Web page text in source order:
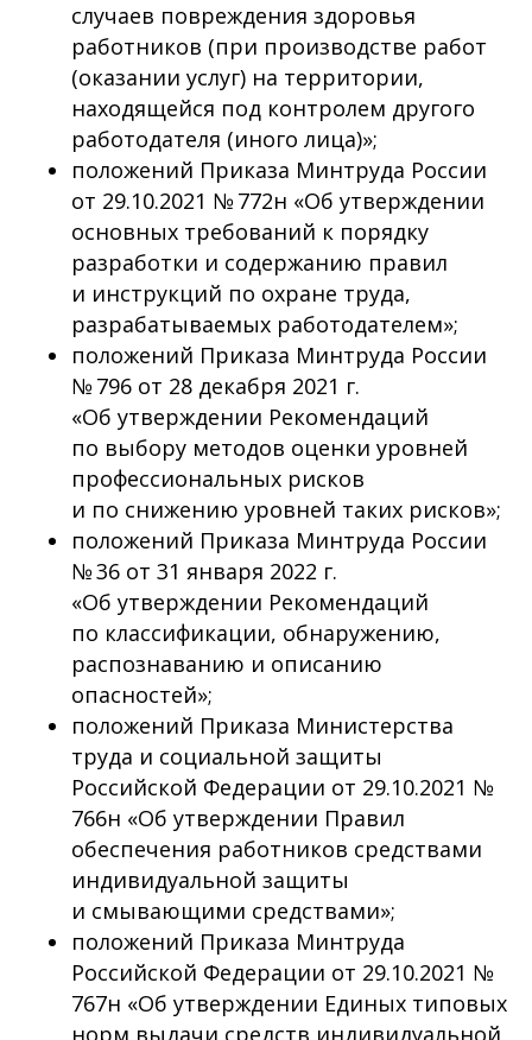
случаев повреждения здоровья
работников (при производстве работ
(оказании услуг) на территории,
находящейся под контролем другого
работодателя (иного лица)»;
положений Приказа Минтруда России
от 29.10.2021 № 772н «Об утверждении
основных требований к порядку
разработки и содержанию правил
и инструкций по охране труда,
разрабатываемых работодателем»;
положений Приказа Минтруда России
№ 796 от 28 декабря 2021 г.
«Об утверждении Рекомендаций
по выбору методов оценки уровней
профессиональных рисков
и по снижению уровней таких рисков»;
положений Приказа Минтруда России
№ 36 от 31 января 2022 г.
«Об утверждении Рекомендаций
по классификации, обнаружению,
распознаванию и описанию
опасностей»;
положений Приказа Министерства
труда и социальной защиты
Российской Федерации от 29.10.2021 №
766н «Об утверждении Правил
обеспечения работников средствами
индивидуальной защиты
и смывающими средствами»;
положений Приказа Минтруда
Российской Федерации от 29.10.2021 №
767н «Об утверждении Единых типовых
норм выдачи средств индивидуальной